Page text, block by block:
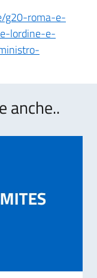
g20-roma-e-
lordine-e-
anche..